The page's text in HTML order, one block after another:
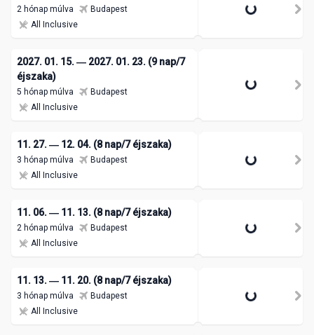
2 hónap múlva
Budapest
All Inclusive
2027. 01. 15. ― 2027. 01. 23. (9 nap/7
éjszaka)
5 hónap múlva
Budapest
All Inclusive
11. 27. ― 12. 04. (8 nap/7 éjszaka)
3 hónap múlva
Budapest
All Inclusive
11. 06. ― 11. 13. (8 nap/7 éjszaka)
2 hónap múlva
Budapest
All Inclusive
11. 13. ― 11. 20. (8 nap/7 éjszaka)
3 hónap múlva
Budapest
All Inclusive